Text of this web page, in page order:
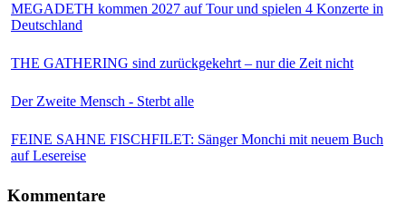
MEGADETH kommen 2027 auf Tour und spielen 4 Konzerte in
Deutschland
THE GATHERING sind zurückgekehrt – nur die Zeit nicht
Der Zweite Mensch - Sterbt alle
FEINE SAHNE FISCHFILET: Sänger Monchi mit neuem Buch
auf Lesereise
Kommentare